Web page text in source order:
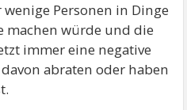
Personen in Dinge
machen würde und die
immer eine negative
abraten oder haben